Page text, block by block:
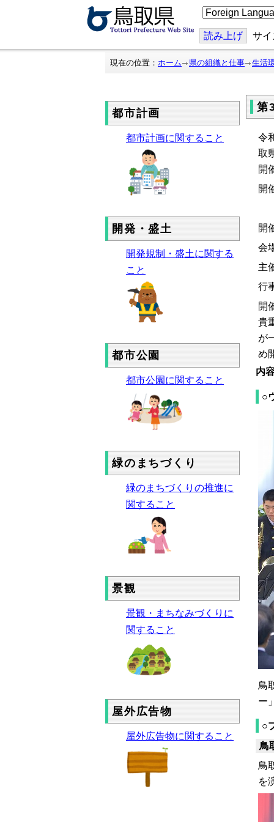
こ
の
ジ
を
翻
読み上げ サ
現在の位置： ホーム 県の組織と仕事 生活
都市計画
都市計画に関すること
開発・盛土
開発規制・盛土に関する
こと
都市公園
都市公園に関すること
緑のまちづくり
緑のまちづくりの推進に
関すること
景観
景観・まちなみづくりに
関すること
屋外広告物
屋外広告物に関すること
第
令
取
開
開
開
会
主
行
開
貴
が
め
内
○
鳥
ー
○
鳥
鳥
を